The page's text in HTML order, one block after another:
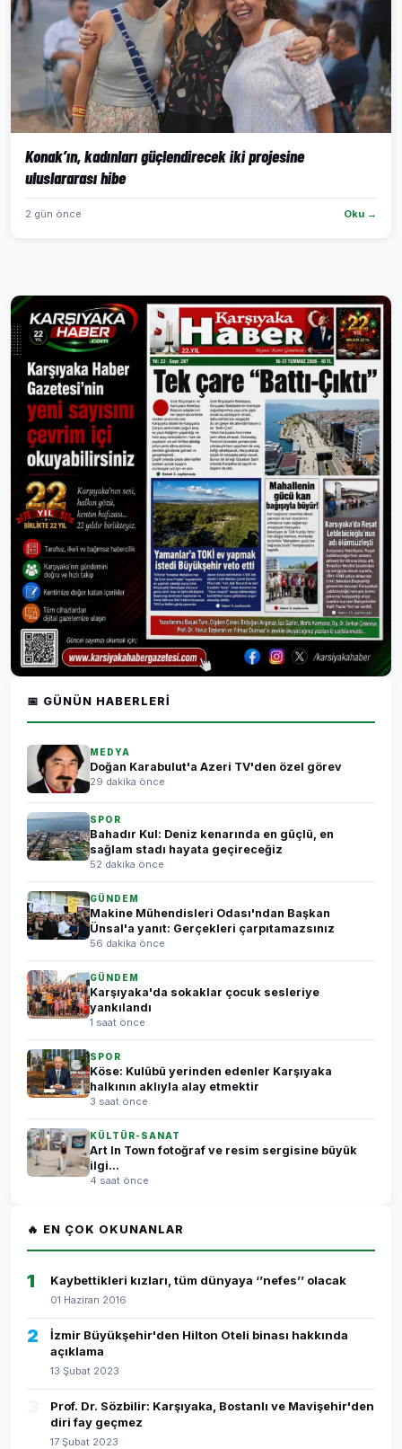
Konak’ın, kadınları güçlendirecek iki projesine
uluslararası hibe
2 gün önce Oku →
📅 GÜNÜN HABERLERI
MEDYA
Doğan Karabulut'a Azeri TV'den özel görev
29 dakika önce
SPOR
Bahadır Kul: Deniz kenarında en güçlü, en
sağlam stadı hayata geçireceğiz
52 dakika önce
GÜNDEM
Makine Mühendisleri Odası'ndan Başkan
Ünsal'a yanıt: Gerçekleri çarpıtamazsınız
56 dakika önce
GÜNDEM
Karşıyaka'da sokaklar çocuk sesleriye
yankılandı
1 saat önce
SPOR
Köse: Kulübü yerinden edenler Karşıyaka
halkının aklıyla alay etmektir
3 saat önce
KÜLTÜR-SANAT
Art In Town fotoğraf ve resim sergisine büyük
ilgi...
4 saat önce
🔥 EN ÇOK OKUNANLAR
1 Kaybettikleri kızları, tüm dünyaya ‘’nefes’’ olacak
01 Haziran 2016
2
İzmir Büyükşehir'den Hilton Oteli binası hakkında
açıklama
13 Şubat 2023
Prof. Dr. Sözbilir: Karşıyaka, Bostanlı ve Mavişehir'den
diri fay geçmez
17 Şubat 2023